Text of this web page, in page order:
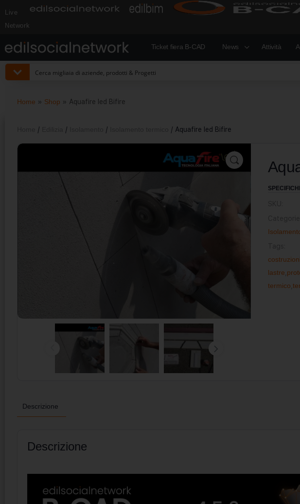
Live
Network
Ticket fiera B-CAD News Attività
Home » Shop » Aquafire led Bifire
/ / / / Aquafire led Bifire
costruzioni
lastre
termico
Descrizione
Descrizione